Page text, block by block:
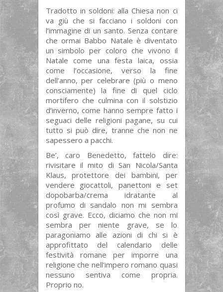
Tradotto in soldoni: alla Chiesa non ci
va giù che si facciano i soldoni con
l’immagine di un santo. Senza contare
che ormai Babbo Natale è diventato
un simbolo per coloro che vivono il
Natale come una festa laica, ossia
come l’occasione, verso la fine
dell’anno, per celebrare (più o meno
consciamente) la fine di quel ciclo
mortifero che culmina con il solstizio
d’inverno, come hanno sempre fatto i
seguaci delle religioni pagane, su cui
tutto si può dire, tranne che non ne
sapessero a pacchi.
Be’, caro Benedetto, fattelo dire:
rivisitare il mito di San Nicola/Santa
Klaus, protettore dei bambini, per
vendere giocattoli, panettoni e set
dopobarba/crema idratante al
profumo di sandalo non mi sembra
così grave. Ecco, diciamo che non mi
sembra per niente grave, se lo
paragoniamo alle azioni di chi si è
approfittato del calendario delle
festività romane per imporre una
religione che nell’impero romano quasi
nessuno sentiva come propria.
Proprio no.